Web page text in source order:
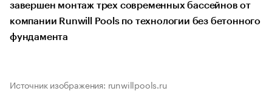
завершен монтаж трех современных бассейнов от
компании Runwill Pools по технологии без бетонного
фундамента
Источник изображения: runwillpools.ru